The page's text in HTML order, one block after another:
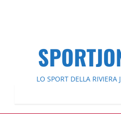
LO SPORT DELLA RIVIERA